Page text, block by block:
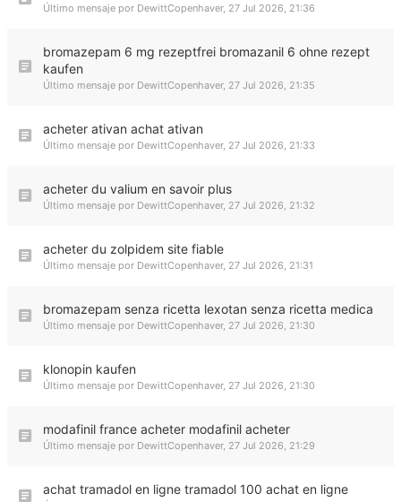
Último mensaje por DewittCopenhaver, 27 Jul 2026, 21:36
bromazepam 6 mg rezeptfrei bromazanil 6 ohne rezept
kaufen
Último mensaje por DewittCopenhaver, 27 Jul 2026, 21:35
acheter ativan achat ativan
Último mensaje por DewittCopenhaver, 27 Jul 2026, 21:33
acheter du valium en savoir plus
Último mensaje por DewittCopenhaver, 27 Jul 2026, 21:32
acheter du zolpidem site fiable
Último mensaje por DewittCopenhaver, 27 Jul 2026, 21:31
bromazepam senza ricetta lexotan senza ricetta medica
Último mensaje por DewittCopenhaver, 27 Jul 2026, 21:30
klonopin kaufen
Último mensaje por DewittCopenhaver, 27 Jul 2026, 21:30
modafinil france acheter modafinil acheter
Último mensaje por DewittCopenhaver, 27 Jul 2026, 21:29
achat tramadol en ligne tramadol 100 achat en ligne